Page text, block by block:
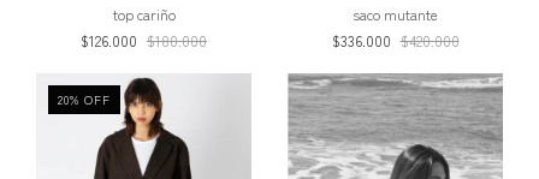
top cariño
$126.000 $180.000
saco mutante
$336.000 $420.000
20% OFF